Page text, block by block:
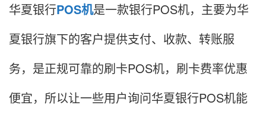
华夏银行POS机是一款银行POS机，主要为华
夏银行旗下的客户提供支付、收款、转账服
务，是正规可靠的刷卡POS机，刷卡费率优惠
便宜，所以让一些用户询问华夏银行POS机能